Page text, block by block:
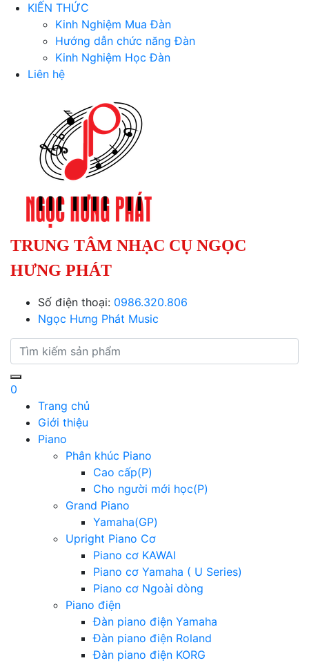
KIẾN THỨC
Kinh Nghiệm Mua Đàn
Hướng dẫn chức năng Đàn
Kinh Nghiệm Học Đàn
Liên hệ
TRUNG TÂM NHẠC CỤ NGỌC
HƯNG PHÁT
Số điện thoại: 0986.320.806
Ngọc Hưng Phát Music
0
Trang chủ
Giới thiệu
Piano
Phân khúc Piano
Cao cấp(P)
Cho người mới học(P)
Grand Piano
Yamaha(GP)
Upright Piano Cơ
Piano cơ KAWAI
Piano cơ Yamaha ( U Series)
Piano cơ Ngoài dòng
Piano điện
Đàn piano điện Yamaha
Đàn piano điện Roland
Đàn piano điện KORG